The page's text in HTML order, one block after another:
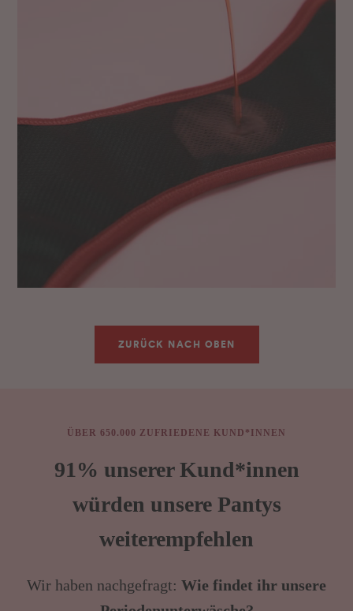
ZURÜCK NACH OBEN
ÜBER 650.000 ZUFRIEDENE KUND*INNEN
91% unserer Kund*innen
würden unsere Pantys
weiterempfehlen
Wir haben nachgefragt: Wie findet ihr unsere